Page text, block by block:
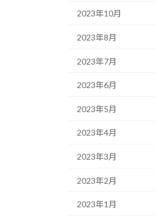
2023年10月
2023年8月
2023年7月
2023年6月
2023年5月
2023年4月
2023年3月
2023年2月
2023年1月